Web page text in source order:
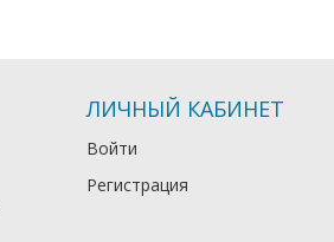
ЛИЧНЫЙ КАБИНЕТ
Войти
Регистрация